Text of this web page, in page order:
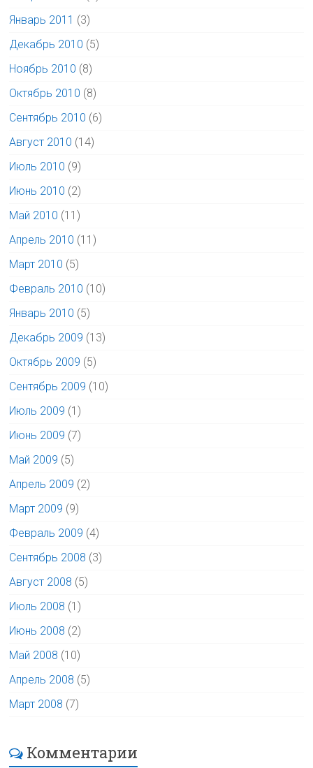
Январь 2011 (3)
Декабрь 2010 (5)
Ноябрь 2010 (8)
Октябрь 2010 (8)
Сентябрь 2010 (6)
Август 2010 (14)
Июль 2010 (9)
Июнь 2010 (2)
Май 2010 (11)
Апрель 2010 (11)
Март 2010 (5)
Февраль 2010 (10)
Январь 2010 (5)
Декабрь 2009 (13)
Октябрь 2009 (5)
Сентябрь 2009 (10)
Июль 2009 (1)
Июнь 2009 (7)
Май 2009 (5)
Апрель 2009 (2)
Март 2009 (9)
Февраль 2009 (4)
Сентябрь 2008 (3)
Август 2008 (5)
Июль 2008 (1)
Июнь 2008 (2)
Май 2008 (10)
Апрель 2008 (5)
Март 2008 (7)
Комментарии